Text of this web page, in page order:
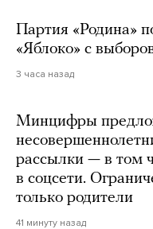
Партия «Родина»
«Яблоко» с
3 часа назад
Минцифры
рассылки — в том
в соцсети.
только родители
41 минуту назад